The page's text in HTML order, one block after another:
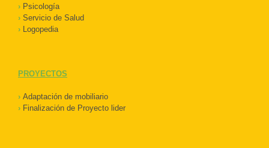
› Psicología
› Servicio de Salud
› Logopedia
PROYECTOS
› Adaptación de mobiliario
› Finalización de Proyecto lider